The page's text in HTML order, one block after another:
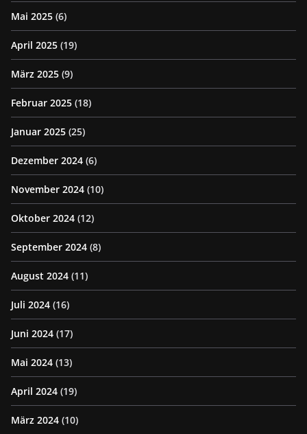
Mai 2025 (6)
April 2025 (19)
März 2025 (9)
Februar 2025 (18)
Januar 2025 (25)
Dezember 2024 (6)
November 2024 (10)
Oktober 2024 (12)
September 2024 (8)
August 2024 (11)
Juli 2024 (16)
Juni 2024 (17)
Mai 2024 (13)
April 2024 (19)
März 2024 (10)